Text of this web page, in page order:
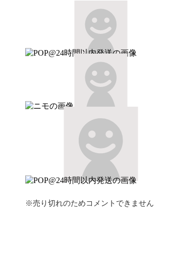
※売り切れのためコメントできません